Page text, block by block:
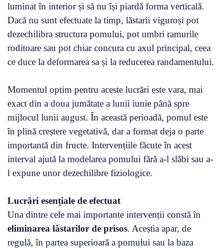
luminat în interior și să nu își piardă forma verticală.
Dacă nu sunt efectuate la timp, lăstarii viguroși pot
dezechilibra structura pomului, pot umbri ramurile
roditoare sau pot chiar concura cu axul principal, ceea
ce duce la deformarea sa și la reducerea randamentului.
Momentul optim pentru aceste lucrări este vara, mai
exact din a doua jumătate a lunii iunie până spre
mijlocul lunii august. În această perioadă, pomul este
în plină creștere vegetativă, dar a format deja o parte
importantă din fructe. Intervențiile făcute în acest
interval ajută la modelarea pomului fără a-l slăbi sau a-
l expune unor dezechilibre fiziologice.
Lucrări esențiale de efectuat
Una dintre cele mai importante intervenții constă în
eliminarea lăstarilor de prisos. Aceștia apar, de
regulă, în partea superioară a pomului sau la baza